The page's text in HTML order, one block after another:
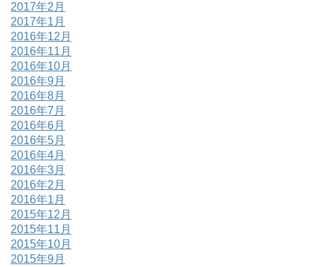
2017年2月
2017年1月
2016年12月
2016年11月
2016年10月
2016年9月
2016年8月
2016年7月
2016年6月
2016年5月
2016年4月
2016年3月
2016年2月
2016年1月
2015年12月
2015年11月
2015年10月
2015年9月